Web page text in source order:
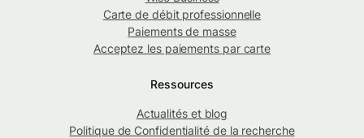
Carte de débit professionnelle
Paiements de masse
Acceptez les paiements par carte
Ressources
Actualités et blog
Politique de Confidentialité de la recherche